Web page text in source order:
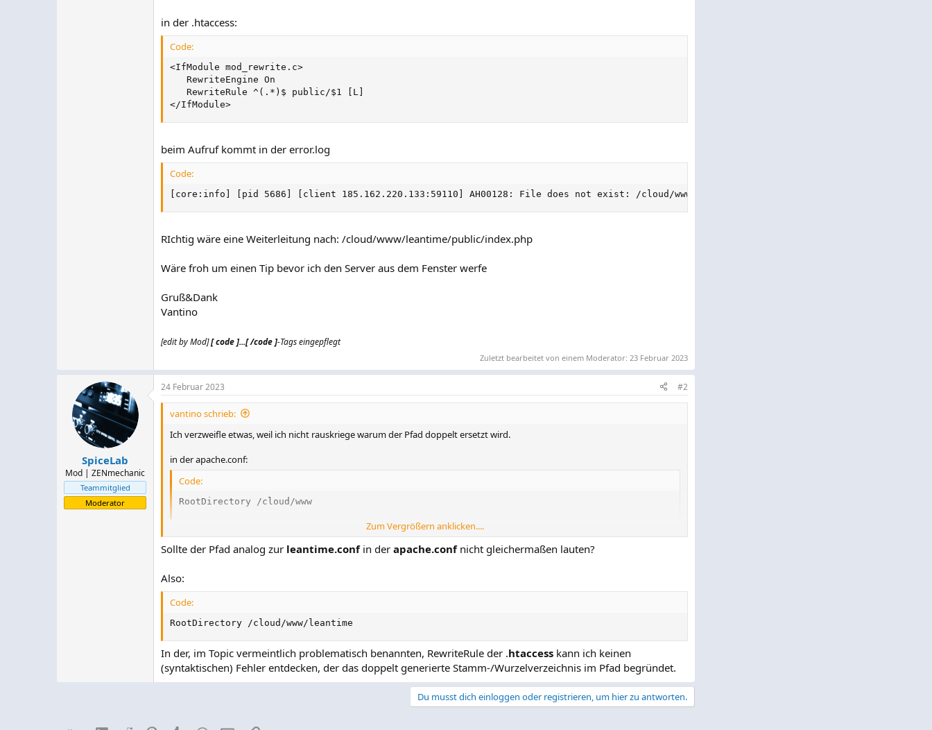
in der .htaccess:
Code:
<IfModule mod_rewrite.c>
   RewriteEngine On
   RewriteRule ^(.*)$ public/$1 [L]
</IfModule>
beim Aufruf kommt in der error.log
Code:
[core:info] [pid 5686] [client 185.162.220.133:59110] AH00128: File does not exist: /cloud/www/cloud/www/leantime/public/index.php
RIchtig wäre eine Weiterleitung nach: /cloud/www/leantime/public/index.php
Wäre froh um einen Tip bevor ich den Server aus dem Fenster werfe
Gruß&Dank
Vantino
[edit by Mod][ code ]...[ /code ]-Tags eingepflegt
Zuletzt bearbeitet von einem Moderator: 23 Februar 2023
SpiceLab
Mod | ZENmechanic
Teammitglied
Moderator
24 Februar 2023 #2
vantino schrieb:
Ich verzweifle etwas, weil ich nicht rauskriege warum der Pfad doppelt ersetzt wird.
in der apache.conf:
Code:
RootDirectory /cloud/www
in meiner leantime.conf:
...
    DocumentRoot /cloud/www/leantime/
        ...
Zum Vergrößern anklicken....
Sollte der Pfad analog zur leantime.confin der apache.confnicht gleichermaßen lauten?
Also:
Code:
RootDirectory /cloud/www/leantime
In der, im Topic vermeintlich problematisch benannten, RewriteRule der .htaccess kann ich keinen
(syntaktischen) Fehler entdecken, der das doppelt generierte Stamm-/Wurzelverzeichnis im Pfad begründet.
Du musst dich einloggen oder registrieren, um hier zu antworten.